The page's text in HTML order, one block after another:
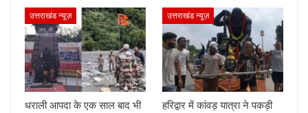
उत्तराखंड न्यूज़
धराली आपदा के एक साल बाद भी
उत्तराखंड न्यूज़
हरिद्वार में कांवड़ यात्रा ने पकड़ी